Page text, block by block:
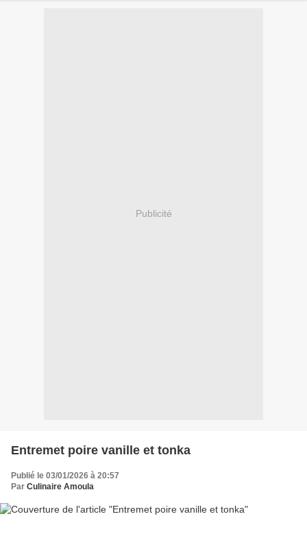
Publicité
Entremet poire vanille et tonka
Publié le 03/01/2026 à 20:57
Par Culinaire Amoula